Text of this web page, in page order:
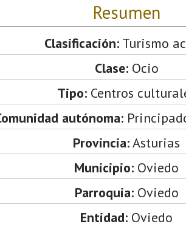
Resumen
Clasificación:Turismo
Clase:Ocio
Tipo: Centros
autónoma:
Provincia:Asturias
Municipio: Oviedo
Parroquia:Oviedo
Entidad: Oviedo